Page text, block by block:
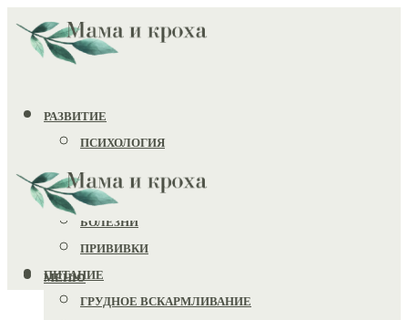
РАЗВИТИЕ
ПСИХОЛОГИЯ
ИГРУШКИ
ЗДОРОВЬЕ
БОЛЕЗНИ
ПРИВИВКИ
ПИТАНИЕ
ГРУДНОЕ ВСКАРМЛИВАНИЕ
МЕНЮ